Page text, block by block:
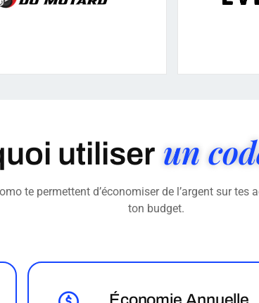
utiliser un
te permettent d’économiser de l’argent sur tes
ton budget.